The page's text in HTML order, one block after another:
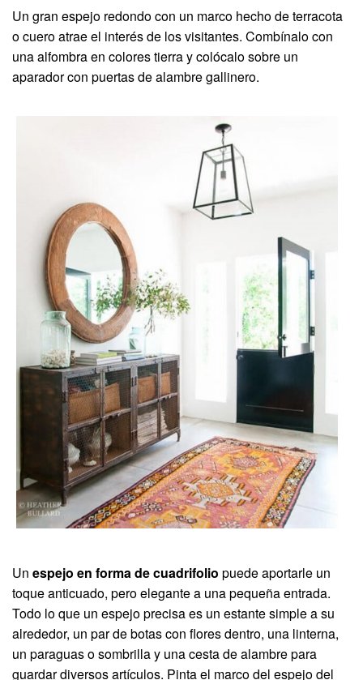
Un gran espejo redondo con un marco hecho de terracota
o cuero atrae el interés de los visitantes. Combínalo con
una alfombra en colores tierra y colócalo sobre un
aparador con puertas de alambre gallinero.
Un espejo en forma de cuadrifolio puede aportarle un
toque anticuado, pero elegante a una pequeña entrada.
Todo lo que un espejo precisa es un estante simple a su
alrededor, un par de botas con flores dentro, una linterna,
un paraguas o sombrilla y una cesta de alambre para
guardar diversos artículos. Pinta el marco del espejo del